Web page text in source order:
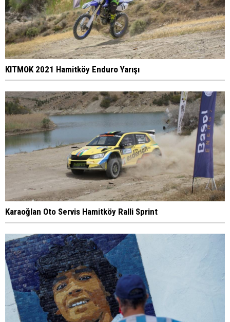
KITMOK 2021 Hamitköy Enduro Yarışı
Karaoğlan Oto Servis Hamitköy Ralli Sprint